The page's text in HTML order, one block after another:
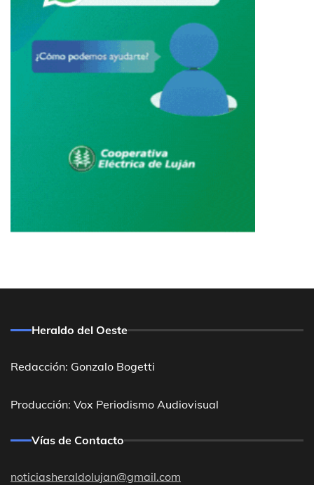
Heraldo del Oeste
Redacción: Gonzalo Bogetti
Producción: Vox Periodismo Audiovisual
Vías de Contacto
noticiasheraldolujan@gmail.com